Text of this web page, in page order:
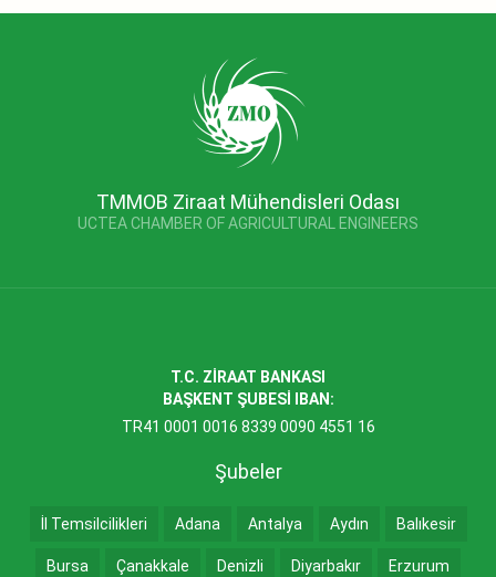
TMMOB Ziraat Mühendisleri Odası
UCTEA CHAMBER OF AGRICULTURAL ENGINEERS
T.C. ZİRAAT BANKASI
BAŞKENT ŞUBESİ IBAN:
TR41 0001 0016 8339 0090 4551 16
Şubeler
İl Temsilcilikleri Adana Antalya Aydın Balıkesir
Bursa Çanakkale Denizli Diyarbakır Erzurum